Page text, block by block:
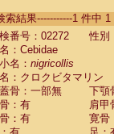
Cebidae
Cebidae
Cebidae
Cebidae
Cebidae
Cebidae
Cebidae
Cebidae
索結果-----------1 件中
番号：02272
性別
：Cebidae
名： nigricollis
：クロクビタマリン
骨：一部無
下顎
：有
肩甲
：有
寛骨